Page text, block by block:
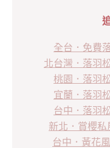
全台．免費
北台灣．落羽
桃園．落羽
宜蘭．落羽
台中．落羽
新北．賞櫻私
台中．黃花